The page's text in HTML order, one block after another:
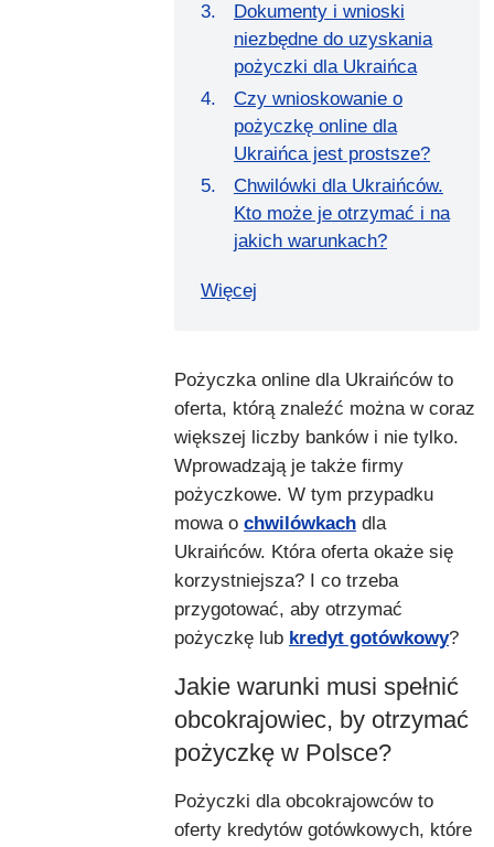
Dokumenty i wnioski
niezbędne do uzyskania
pożyczki dla Ukraińca
Czy wnioskowanie o
pożyczkę online dla
Ukraińca jest prostsze?
Chwilówki dla Ukraińców.
Kto może je otrzymać i na
jakich warunkach?
Więcej
Pożyczka online dla Ukraińców to
oferta, którą znaleźć można w coraz
większej liczby banków i nie tylko.
Wprowadzają je także firmy
pożyczkowe. W tym przypadku
mowa o chwilówkach dla
Ukraińców. Która oferta okaże się
korzystniejsza? I co trzeba
przygotować, aby otrzymać
pożyczkę lub kredyt gotówkowy?
Jakie warunki musi spełnić
obcokrajowiec, by otrzymać
pożyczkę w Polsce?
Pożyczki dla obcokrajowców to
oferty kredytów gotówkowych, które